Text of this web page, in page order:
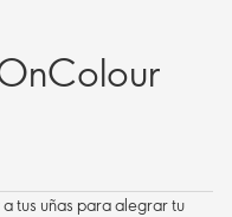
tus uñas para alegrar tu